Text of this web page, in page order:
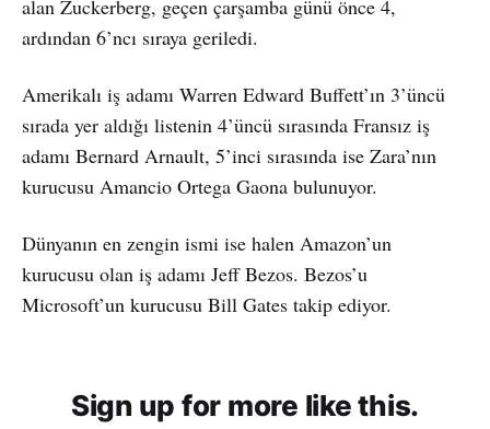
alan Zuckerberg, geçen çarşamba günü önce 4,
ardından 6’ncı sıraya geriledi.
Amerikalı iş adamı Warren Edward Buffett’ın 3’üncü
sırada yer aldığı listenin 4’üncü sırasında Fransız iş
adamı Bernard Arnault, 5’inci sırasında ise Zara’nın
kurucusu Amancio Ortega Gaona bulunuyor.
Dünyanın en zengin ismi ise halen Amazon’un
kurucusu olan iş adamı Jeff Bezos. Bezos’u
Microsoft’un kurucusu Bill Gates takip ediyor.
Sign up for more like this.